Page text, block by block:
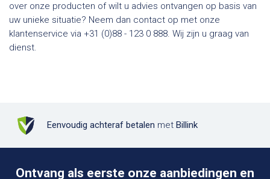
over onze producten of wilt u advies ontvangen op basis van
uw unieke situatie? Neem dan contact op met onze
klantenservice via +31 (0)88 - 123 0 888. Wij zijn u graag van
dienst.
Eenvoudig achteraf betalen met Billink
Ontvang als eerste onze aanbiedingen en